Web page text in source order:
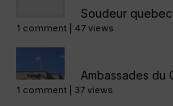
Soudeur quebec
1 comment 47 views
Ambassades du
1 comment 37 views